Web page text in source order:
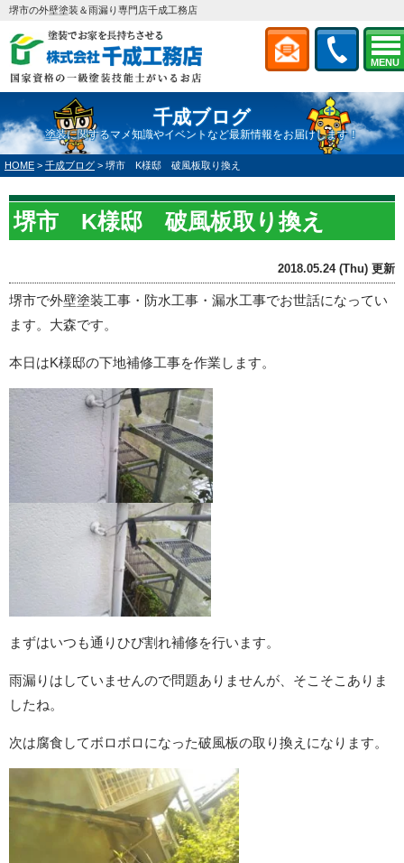
MENU
堺市の外壁塗装＆雨漏り専門店千成工務店
千成ブログ
塗装に関するマメ知識やイベントなど最新情報をお届けします！
HOME > 千成ブログ > 堺市 K様邸 破風板取り換え
堺市 K様邸 破風板取り換え
2018.05.24 (Thu) 更新
堺市で外壁塗装工事・防水工事・漏水工事でお世話になってい
ます。大森です。
本日はK様邸の下地補修工事を作業します。
まずはいつも通りひび割れ補修を行います。
雨漏りはしていませんので問題ありませんが、そこそこありま
したね。
次は腐食してボロボロになった破風板の取り換えになります。